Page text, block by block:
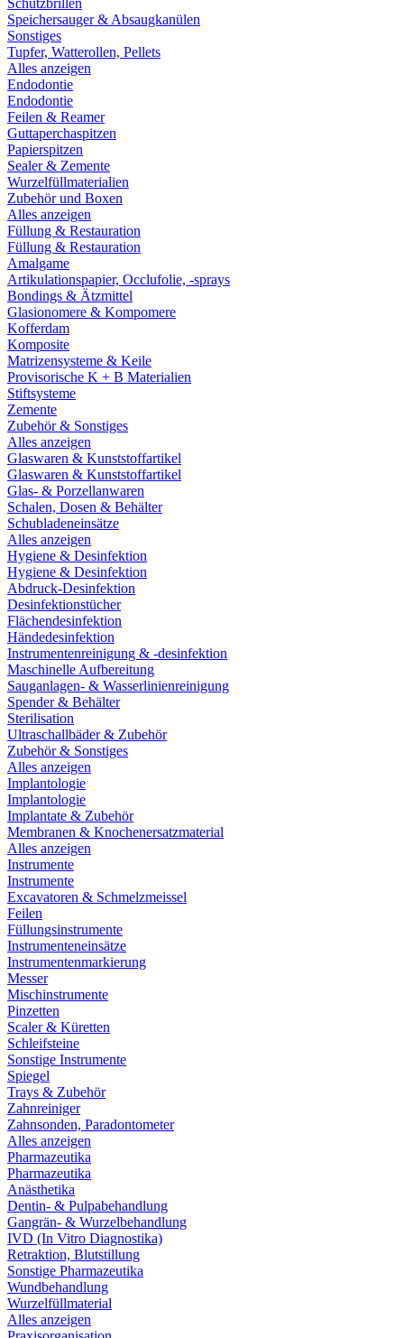
Schutzbrillen
Speichersauger & Absaugkanülen
Sonstiges
Tupfer, Watterollen, Pellets
Alles anzeigen
Endodontie
Endodontie
Feilen & Reamer
Guttaperchaspitzen
Papierspitzen
Sealer & Zemente
Wurzelfüllmaterialien
Zubehör und Boxen
Alles anzeigen
Füllung & Restauration
Füllung & Restauration
Amalgame
Artikulationspapier, Occlufolie, -sprays
Bondings & Ätzmittel
Glasionomere & Kompomere
Kofferdam
Komposite
Matrizensysteme & Keile
Provisorische K + B Materialien
Stiftsysteme
Zemente
Zubehör & Sonstiges
Alles anzeigen
Glaswaren & Kunststoffartikel
Glaswaren & Kunststoffartikel
Glas- & Porzellanwaren
Schalen, Dosen & Behälter
Schubladeneinsätze
Alles anzeigen
Hygiene & Desinfektion
Hygiene & Desinfektion
Abdruck-Desinfektion
Desinfektionstücher
Flächendesinfektion
Händedesinfektion
Instrumentenreinigung & -desinfektion
Maschinelle Aufbereitung
Sauganlagen- & Wasserlinienreinigung
Spender & Behälter
Sterilisation
Ultraschallbäder & Zubehör
Zubehör & Sonstiges
Alles anzeigen
Implantologie
Implantologie
Implantate & Zubehör
Membranen & Knochenersatzmaterial
Alles anzeigen
Instrumente
Instrumente
Excavatoren & Schmelzmeissel
Feilen
Füllungsinstrumente
Instrumenteneinsätze
Instrumentenmarkierung
Messer
Mischinstrumente
Pinzetten
Scaler & Küretten
Schleifsteine
Sonstige Instrumente
Spiegel
Trays & Zubehör
Zahnreiniger
Zahnsonden, Paradontometer
Alles anzeigen
Pharmazeutika
Pharmazeutika
Anästhetika
Dentin- & Pulpabehandlung
Gangrän- & Wurzelbehandlung
IVD (In Vitro Diagnostika)
Retraktion, Blutstillung
Sonstige Pharmazeutika
Wundbehandlung
Wurzelfüllmaterial
Alles anzeigen